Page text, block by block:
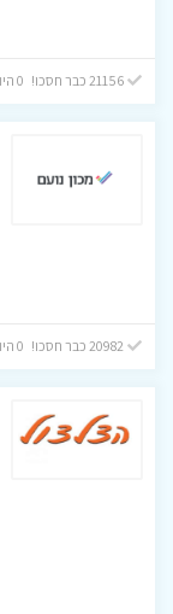
21156 כבר חסכו! 0 היום